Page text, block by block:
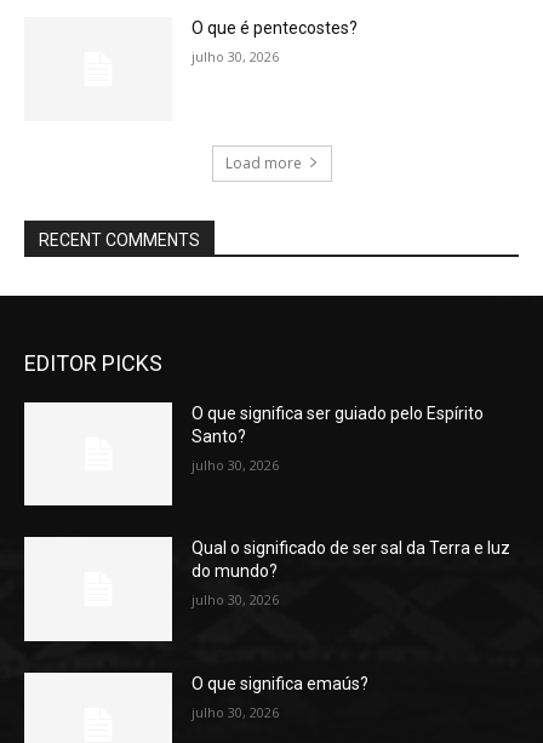
O que é pentecostes?
julho 30, 2026
Load more
RECENT COMMENTS
EDITOR PICKS
O que significa ser guiado pelo Espírito
Santo?
julho 30, 2026
Qual o significado de ser sal da Terra e luz
do mundo?
julho 30, 2026
O que significa emaús?
julho 30, 2026